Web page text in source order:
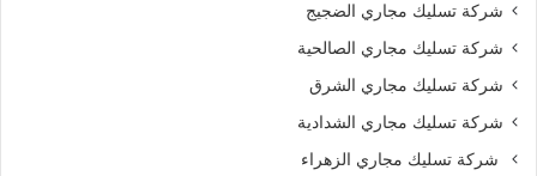
شركة تسليك مجاري الضجيج
شركة تسليك مجاري الصالحية
شركة تسليك مجاري الشرق
شركة تسليك مجاري الشدادية
شركة تسليك مجاري الزهراء